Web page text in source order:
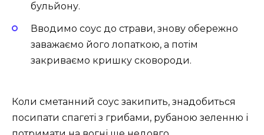
бульйону.
Вводимо соус до страви, знову обережно
заважаємо його лопаткою, а потім
закриваємо кришку сковороди.
Коли сметанний соус закипить, знадобиться
посипати спагеті з грибами, рубаною зеленню і